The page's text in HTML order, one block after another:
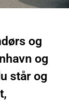
og
og
står og